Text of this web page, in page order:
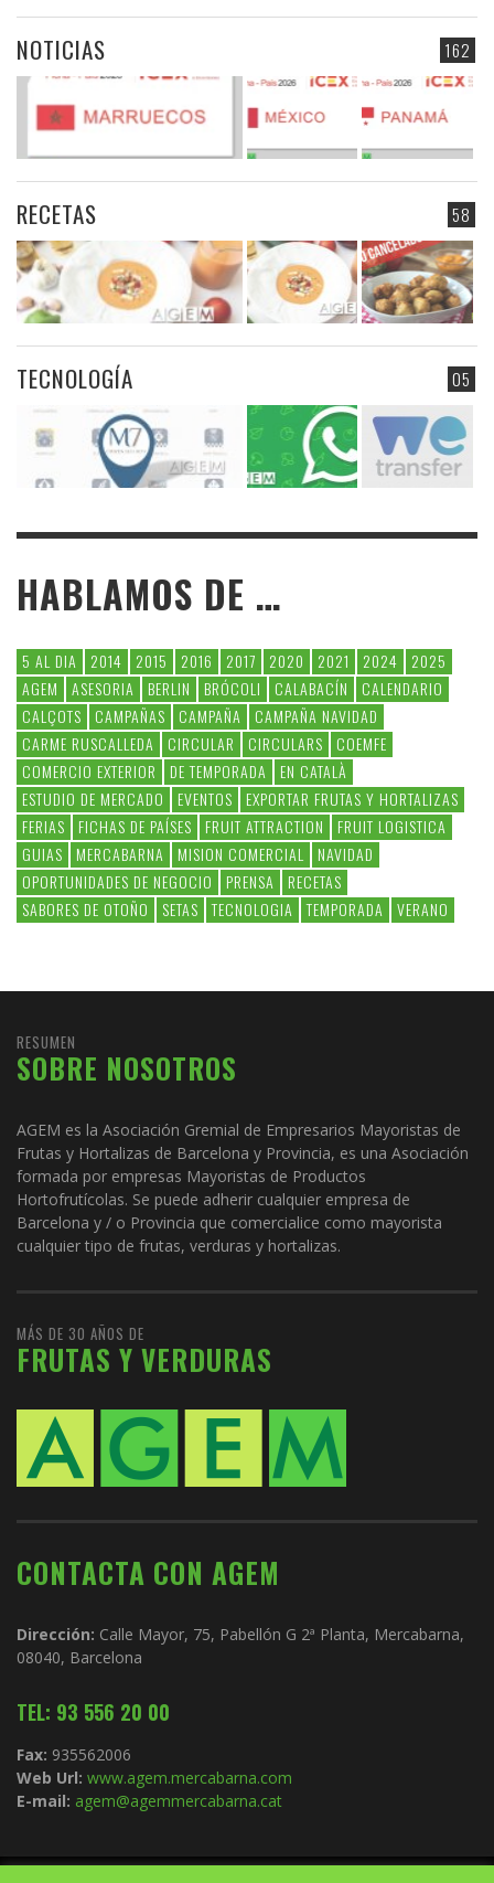
162
NOTICIAS
58
RECETAS
05
TECNOLOGÍA
HABLAMOS DE …
5 AL DIA 2014 2015 2016 2017 2020 2021 2024
2025
AGEM
ASESORIA BERLIN BRÓCOLI CALABACÍN
CALENDARIO
CALÇOTS
CAMPAÑAS CAMPAÑA
CAMPAÑA NAVIDAD
CARME RUSCALLEDA
CIRCULAR CIRCULARS
COEMFE
COMERCIO EXTERIOR
DE TEMPORADA
EN CATALÀ
ESTUDIO DE MERCADO
EVENTOS
EXPORTAR FRUTAS Y HORTALIZAS
FERIAS
FICHAS DE PAÍSES FRUIT ATTRACTION
FRUIT LOGISTICA
GUIAS
MERCABARNA MISION COMERCIAL
NAVIDAD
OPORTUNIDADES DE NEGOCIO
PRENSA
RECETAS
SABORES DE OTOÑO
SETAS TECNOLOGIA TEMPORADA VERANO
RESUMEN
SOBRE NOSOTROS
AGEM es la Asociación Gremial de Empresarios Mayoristas de
Frutas y Hortalizas de Barcelona y Provincia, es una Asociación
formada por empresas Mayoristas de Productos
Hortofrutícolas. Se puede adherir cualquier empresa de
Barcelona y / o Provincia que comercialice como mayorista
cualquier tipo de frutas, verduras y hortalizas.
MÁS DE 30 AÑOS DE
FRUTAS Y VERDURAS
CONTACTA CON AGEM
Dirección: Calle Mayor, 75, Pabellón G 2ª Planta, Mercabarna,
08040, Barcelona
TEL: 93 556 20 00
Fax: 935562006
Web Url: www.agem.mercabarna.com
E-mail: agem@agemmercabarna.cat